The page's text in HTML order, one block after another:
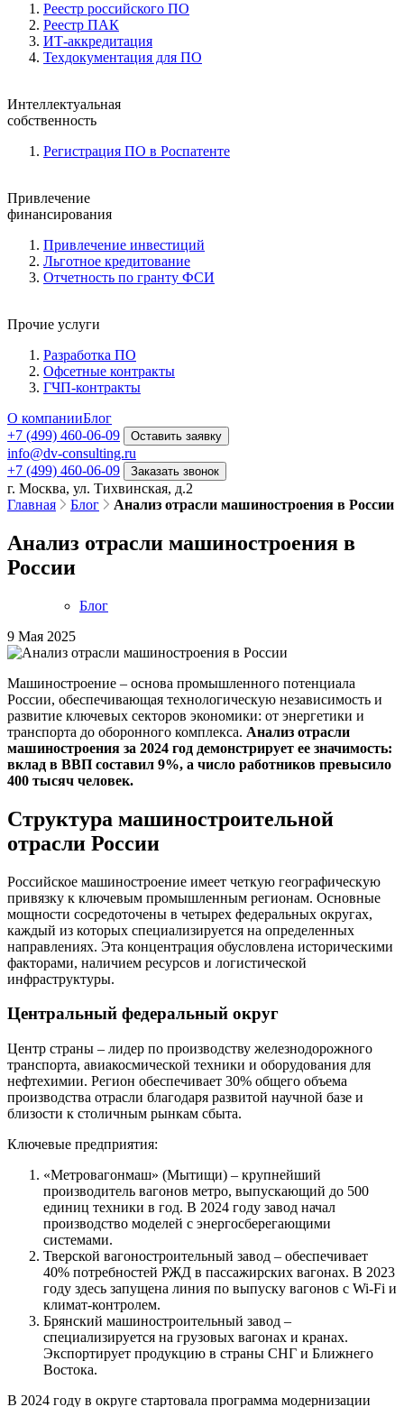
Реестр российского ПО
Реестр ПАК
ИТ-аккредитация
Техдокументация для ПО
Интеллектуальная
собственность
Регистрация ПО в Роспатенте
Привлечение
финансирования
Привлечение инвестиций
Льготное кредитование
Отчетность по гранту ФСИ
Прочие услуги
Разработка ПО
Офсетные контракты
ГЧП-контракты
О компанииБлог
+7 (499) 460-06-09
Оставить заявку
info@dv-consulting.ru
+7 (499) 460-06-09
Заказать звонок
г. Москва, ул. Тихвинская, д.2
Главная
Блог Анализ отрасли машиностроения в России
Анализ отрасли машиностроения в
России
Блог
9 Мая 2025
Машиностроение – основа промышленного потенциала
России, обеспечивающая технологическую независимость и
развитие ключевых секторов экономики: от энергетики и
транспорта до оборонного комплекса. Анализ отрасли
машиностроения за 2024 год демонстрирует ее значимость:
вклад в ВВП составил 9%, а число работников превысило
400 тысяч человек.
Структура машиностроительной
отрасли России
Российское машиностроение имеет четкую географическую
привязку к ключевым промышленным регионам. Основные
мощности сосредоточены в четырех федеральных округах,
каждый из которых специализируется на определенных
направлениях. Эта концентрация обусловлена историческими
факторами, наличием ресурсов и логистической
инфраструктуры.
Центральный федеральный округ
Центр страны – лидер по производству железнодорожного
транспорта, авиакосмической техники и оборудования для
нефтехимии. Регион обеспечивает 30% общего объема
производства отрасли благодаря развитой научной базе и
близости к столичным рынкам сбыта.
Ключевые предприятия:
«Метровагонмаш» (Мытищи) – крупнейший
производитель вагонов метро, выпускающий до 500
единиц техники в год. В 2024 году завод начал
производство моделей с энергосберегающими
системами.
Тверской вагоностроительный завод – обеспечивает
40% потребностей РЖД в пассажирских вагонах. В 2023
году здесь запущена линия по выпуску вагонов с Wi-Fi и
климат-контролем.
Брянский машиностроительный завод –
специализируется на грузовых вагонах и кранах.
Экспортирует продукцию в страны СНГ и Ближнего
Востока.
В 2024 году в округе стартовала программа модернизации